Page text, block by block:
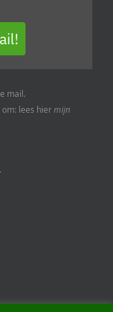
mail.
lees hiermijn